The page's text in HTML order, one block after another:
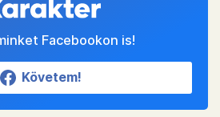
Facebookon is!
Követem!